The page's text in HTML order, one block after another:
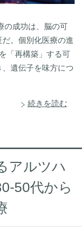
の成功は、脳の可
。個別化医療の進
「再構築」する可
遺伝子を味方につ
続きを読む
アルツハ
50代から